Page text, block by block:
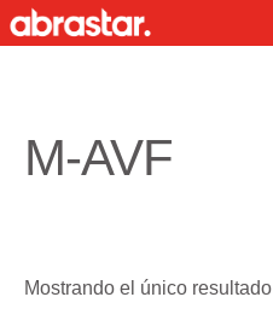
al
M-AVF
Mostrando el único resultado